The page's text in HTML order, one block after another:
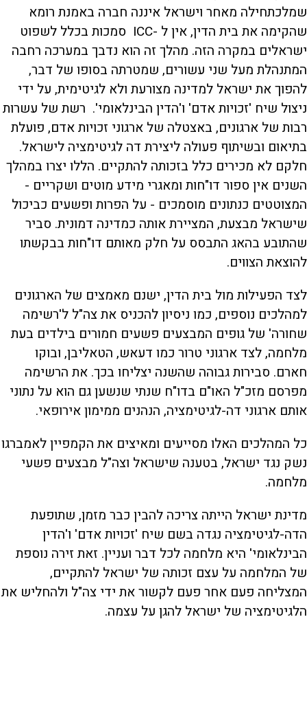
שמלכתחילה מאחר וישראל איננה חברה באמנת רומא
שהקימה את בית הדין, אין ל -ICC סמכות בכלל לשפוט
ישראלים במקרה הזה. מהלך זה הוא נדבך במערכה רחבה
המתנהלת מעל שני עשורים, שמטרתה בסופו של דבר,
להפוך את ישראל למדינה מצורעת ולא לגיטימית, על ידי
ניצול שיח 'זכויות אדם' ו'הדין הבינלאומי'. רשת של עשרות
רבות של ארגונים, באצטלה של ארגוני זכויות אדם, פועלת
בתיאום ובשיתוף פעולה ליצירת דה לגיטימציה לישראל.
חלקם לא מכירים כלל בזכותה להתקיים. הללו יצרו במהלך
השנים אין ספור דו"חות ומאגרי מידע מוטים ושקריים -
המצוטטים כנתונים מוסמכים - על הפרות ופשעים כביכול
שישראל מבצעת, המציירת אותה כמדינה דמונית. סביר
שהתובע בהאג התבסס על חלק מאותם דו"חות בבקשתו
להוצאת הצווים.
לצד הפעילות מול בית הדין, ישנם מאמצים של הארגונים
למהלכים נוספים, כמו ניסיון להכניס את צה"ל ל'רשימה
שחורה' של גופים המבצעים פשעים חמורים בילדים בעת
מלחמה, לצד ארגוני טרור כמו דעאש, הטאליבן, ובוקו
חארם. סבירות גבוהה שהשנה יצליחו בכך. את הרשימה
מפרסם מזכ"ל האו"ם בדו"ח שנתי שנשען גם הוא על נתוני
אותם ארגוני דה-לגיטימציה, הנהנים ממימון אירופאי.
כל המהלכים האלו מסייעים ומאיצים את הקמפיין לאמברגו
נשק נגד ישראל, בטענה שישראל וצה"ל מבצעים פשעי
מלחמה.
מדינת ישראל הייתה צריכה להבין כבר מזמן, שתופעת
הדה-לגיטימציה נגדה בשם שיח 'זכויות אדם' ו'הדין
הבינלאומי' היא מלחמה לכל דבר ועניין. זאת זירה נוספת
של המלחמה על עצם זכותה של ישראל להתקיים,
המצליחה פעם אחר פעם לקשור את ידי צה"ל ולהחליש את
הלגיטימציה של ישראל להגן על עצמה.